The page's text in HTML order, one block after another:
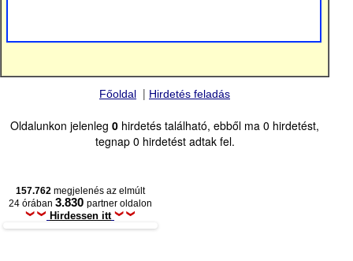
Főoldal | Hirdetés feladás
Oldalunkon jelenleg 0 hirdetés található, ebből ma 0 hirdetést,
tegnap 0 hirdetést adtak fel.
157.762 megjelenés az elmúlt
24 órában 3.830 partner oldalon
Hirdessen itt